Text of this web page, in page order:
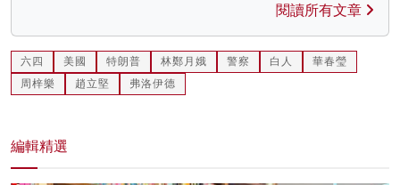
閱讀所有文章
六四 美國 特朗普 林鄭月娥 警察 白人
華春瑩
周梓樂
趙立堅 弗洛伊德
編輯精選